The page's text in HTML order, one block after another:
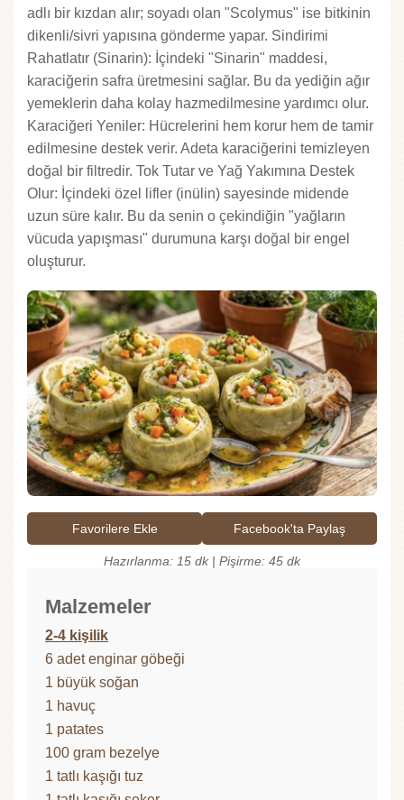
adlı bir kızdan alır; soyadı olan "Scolymus" ise bitkinin
dikenli/sivri yapısına gönderme yapar. Sindirimi
Rahatlatır (Sinarin): İçindeki "Sinarin" maddesi,
karaciğerin safra üretmesini sağlar. Bu da yediğin ağır
yemeklerin daha kolay hazmedilmesine yardımcı olur.
Karaciğeri Yeniler: Hücrelerini hem korur hem de tamir
edilmesine destek verir. Adeta karaciğerini temizleyen
doğal bir filtredir. Tok Tutar ve Yağ Yakımına Destek
Olur: İçindeki özel lifler (inülin) sayesinde midende
uzun süre kalır. Bu da senin o çekindiğin "yağların
vücuda yapışması" durumuna karşı doğal bir engel
oluşturur.
Favorilere Ekle Facebook'ta Paylaş
Hazırlanma: 15 dk | Pişirme: 45 dk
Malzemeler
2-4 kişilik
6 adet enginar göbeği
1 büyük soğan
1 havuç
1 patates
100 gram bezelye
1 tatlı kaşığı tuz